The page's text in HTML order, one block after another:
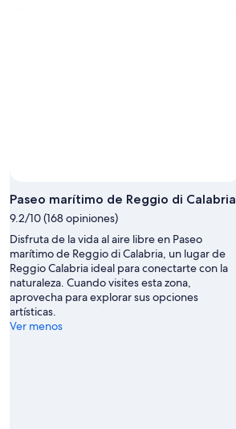
Paseo marítimo de Reggio di Calabria
9.2/10 (168 opiniones)
Disfruta de la vida al aire libre en Paseo
marítimo de Reggio di Calabria, un lugar de
Reggio Calabria ideal para conectarte con la
naturaleza. Cuando visites esta zona,
aprovecha para explorar sus opciones
artísticas.
Ver menos